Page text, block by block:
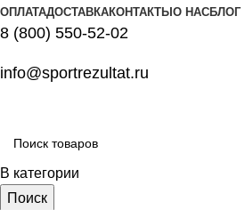
ОПЛАТАДОСТАВКАКОНТАКТЫ О НАСБЛОГ
8 (800) 550-52-02
info@sportrezultat.ru
В категории
Поиск